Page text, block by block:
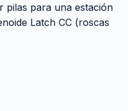
pilas para una estación
Latch CC (roscas